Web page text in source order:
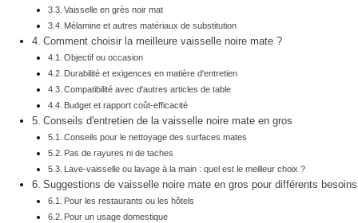
Vaisselle en grès noir mat
Mélamine et autres matériaux de substitution
Comment choisir la meilleure vaisselle noire mate ?
Objectif ou occasion
Durabilité et exigences en matière d'entretien
Compatibilité avec d'autres articles de table
Budget et rapport coût-efficacité
Conseils d'entretien de la vaisselle noire mate en gros
Conseils pour le nettoyage des surfaces mates
Pas de rayures ni de taches
Lave-vaisselle ou lavage à la main : quel est le meilleur choix ?
Suggestions de vaisselle noire mate en gros pour différents besoins
Pour les restaurants ou les hôtels
Pour un usage domestique